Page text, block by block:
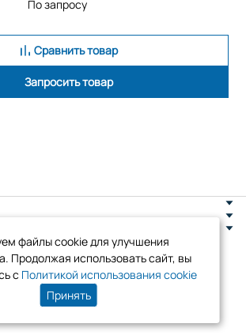
По запросу
Сравнить товар
Запросить товар
ул. Новоселов д. 8
файлы cookie для улучшения
Продолжая использовать сайт, вы
с Политикой использования cookie
Принять